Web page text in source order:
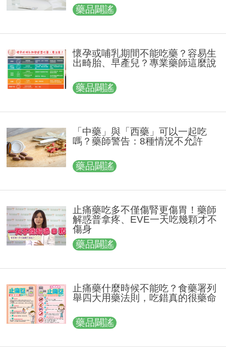
藥品闢謠
懷孕或哺乳期間不能吃藥？容易生
出畸胎、早產兒？專業藥師這麼說
藥品闢謠
「中藥」與「西藥」可以一起吃
嗎？藥師警告：8種情況不允許
藥品闢謠
止痛藥吃多不僅傷腎更傷胃！藥師
解惑普拿疼、EVE一天吃幾顆才不
傷身
藥品闢謠
止痛藥什麼時候不能吃？食藥署列
舉四大用藥法則，吃錯真的很藥命
藥品闢謠